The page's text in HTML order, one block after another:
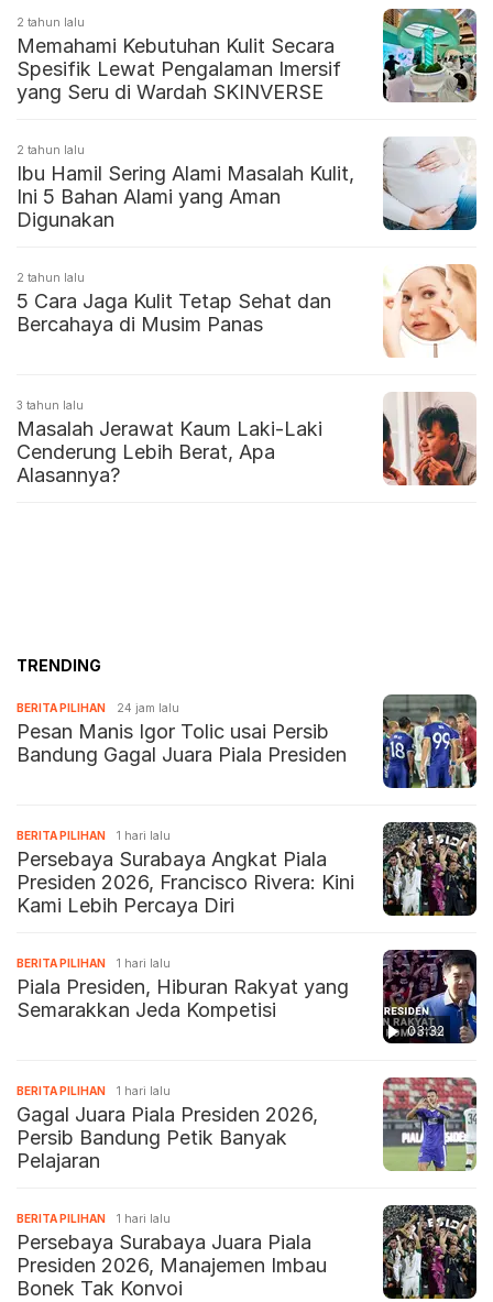
2 tahun lalu
Memahami Kebutuhan Kulit Secara
Spesifik Lewat Pengalaman Imersif
yang Seru di Wardah SKINVERSE
2 tahun lalu
Ibu Hamil Sering Alami Masalah Kulit,
Ini 5 Bahan Alami yang Aman
Digunakan
2 tahun lalu
5 Cara Jaga Kulit Tetap Sehat dan
Bercahaya di Musim Panas
3 tahun lalu
Masalah Jerawat Kaum Laki-Laki
Cenderung Lebih Berat, Apa
Alasannya?
TRENDING
BERITA PILIHAN 24 jam lalu
Pesan Manis Igor Tolic usai Persib
Bandung Gagal Juara Piala Presiden
BERITA PILIHAN 1 hari lalu
Persebaya Surabaya Angkat Piala
Presiden 2026, Francisco Rivera: Kini
Kami Lebih Percaya Diri
03:32
BERITA PILIHAN 1 hari lalu
Piala Presiden, Hiburan Rakyat yang
Semarakkan Jeda Kompetisi
BERITA PILIHAN 1 hari lalu
Gagal Juara Piala Presiden 2026,
Persib Bandung Petik Banyak
Pelajaran
BERITA PILIHAN 1 hari lalu
Persebaya Surabaya Juara Piala
Presiden 2026, Manajemen Imbau
Bonek Tak Konvoi